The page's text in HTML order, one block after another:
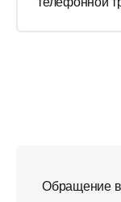
Обращение